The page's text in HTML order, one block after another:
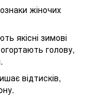
жіночих
якісні зимові
голову,
відтисків,